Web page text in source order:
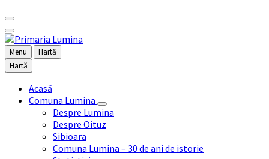
Menu
Hartă
Hartă
Acasă
Comuna Lumina
Despre Lumina
Despre Oituz
Sibioara
Comuna Lumina – 30 de ani de istorie